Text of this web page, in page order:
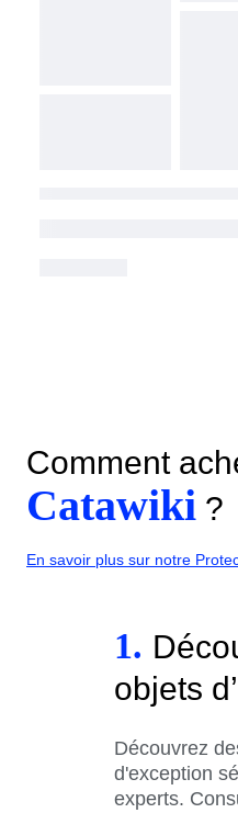
Comment
Catawiki ?
En savoir plus sur notre
1.
objets
Découvrez
d'exception
experts.